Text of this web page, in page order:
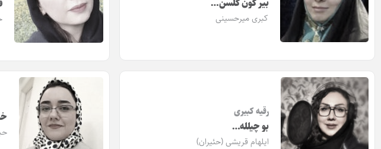
بیر گون گلسن…
کبری میرحسینی
رقیه کبیری
بو چیلله…
ایلهام قریشی (حئیران)